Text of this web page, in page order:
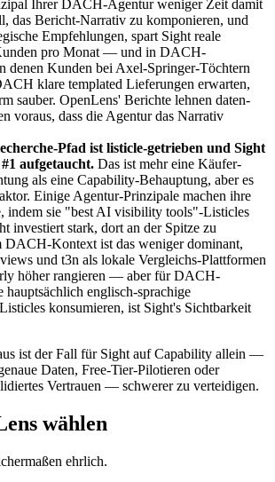
Ihrer DACH-Agentur weniger Zeit damit
das Bericht-Narrativ zu komponieren, und
Empfehlungen, spart Sight reale
pro Monat — und in DACH-
denen Kunden bei Axel-Springer-Töchtern
klare templated Lieferungen erwarten,
sauber. OpenLens' Berichte lehnen daten-
voraus, dass die Agentur das Narrativ
Pfad ist listicle-getrieben und Sight
aufgetaucht. Das ist mehr eine Käufer-
als eine Capability-Behauptung, aber es
Einige Agentur-Prinzipale machen ihre
indem sie "best AI visibility tools"-Listicles
investiert stark, dort an der Spitze zu
DACH-Kontext ist das weniger dominant,
und t3n als lokale Vergleichs-Plattformen
höher rangieren — aber für DACH-
hauptsächlich englisch-sprachige
konsumieren, ist Sight's Sichtbarkeit
ist der Fall für Sight auf Capability allein —
Daten, Free-Tier-Pilotieren oder
Vertrauen — schwerer zu verteidigen.
wählen
ehrlich.